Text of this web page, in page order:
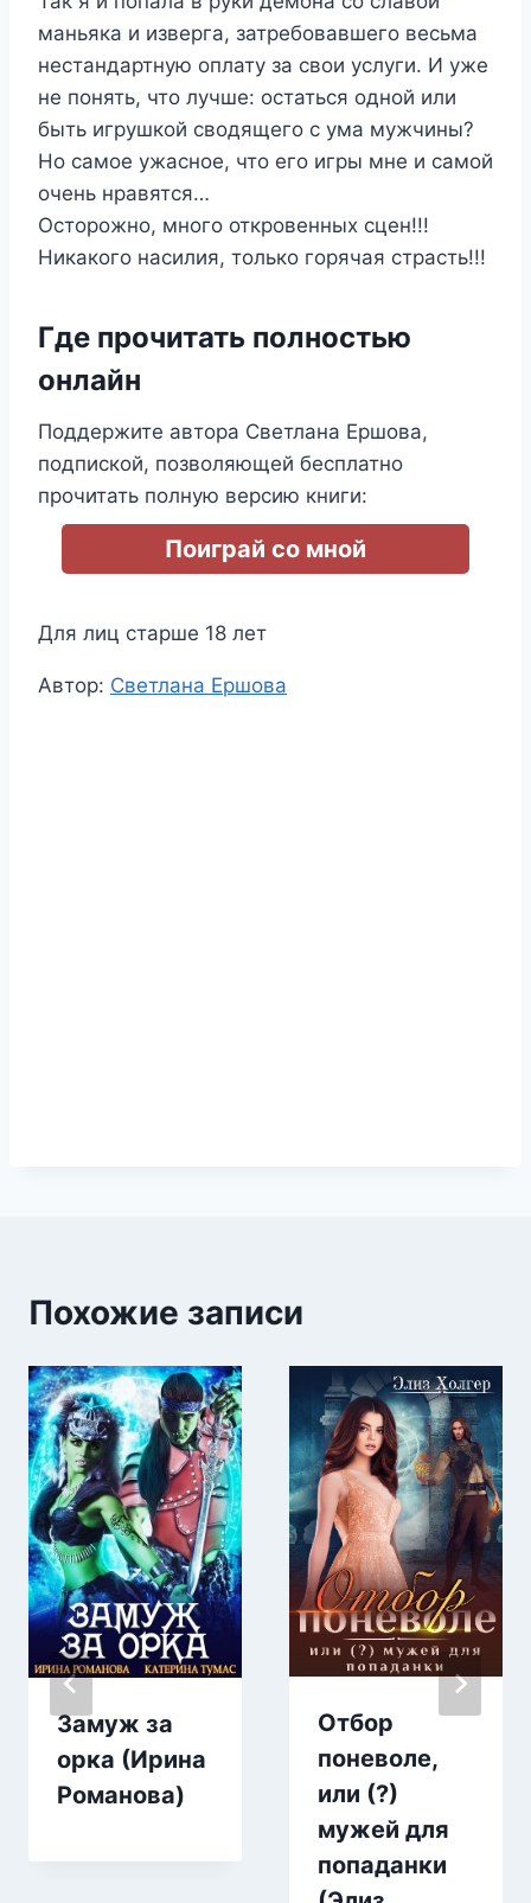
маньяка и изверга, затребовавшего весьма
нестандартную оплату за свои услуги. И уже
не понять, что лучше: остаться одной или
быть игрушкой сводящего с ума мужчины?
Но самое ужасное, что его игры мне и самой
очень нравятся…
Осторожно, много откровенных сцен!!!
Никакого насилия, только горячая страсть!!!
Где прочитать полностью
онлайн
Поддержите автора Светлана Ершова,
подпиской, позволяющей бесплатно
прочитать полную версию книги:
Поиграй со мной
Для лиц старше 18 лет
Метки
Автор: Светлана Ершова
Похожие записи
Замуж за
орка (Ирина
Романова)
Отбор
поневоле,
или (?)
мужей для
попаданки